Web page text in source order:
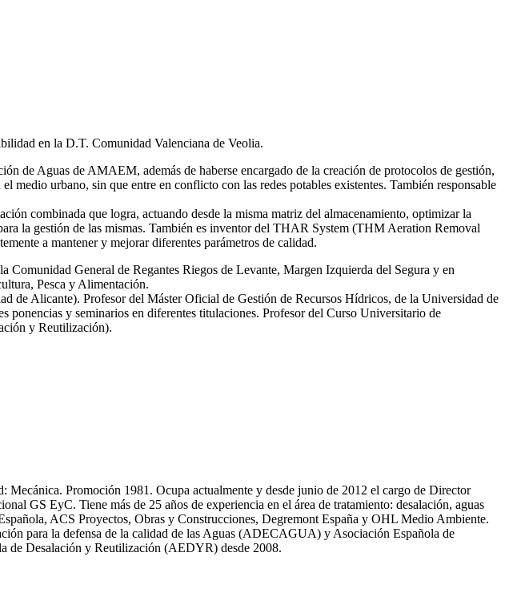
en la D.T. Comunidad Valenciana de Veolia.
de Aguas de AMAEM, además de haberse encargado de la creación de protocolos de gestión,
medio urbano, sin que entre en conflicto con las redes potables existentes. También responsable
combinada que logra, actuando desde la misma matriz del almacenamiento, optimizar la
la gestión de las mismas. También es inventor del THAR System (THM Aeration Removal
a mantener y mejorar diferentes parámetros de calidad.
Comunidad General de Regantes Riegos de Levante, Margen Izquierda del Segura y en
Pesca y Alimentación.
Alicante). Profesor del Máster Oficial de Gestión de Recursos Hídricos, de la Universidad de
y seminarios en diferentes titulaciones. Profesor del Curso Universitario de
y Reutilización).
Promoción 1981. Ocupa actualmente y desde junio de 2012 el cargo de Director
GS EyC. Tiene más de 25 años de experiencia en el área de tratamiento: desalación, aguas
ACS Proyectos, Obras y Construcciones, Degremont España y OHL Medio Ambiente.
para la defensa de la calidad de las Aguas (ADECAGUA) y Asociación Española de
de Desalación y Reutilización (AEDYR) desde 2008.